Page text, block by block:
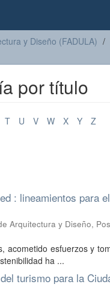
y Diseño (FADULA)
por título
T U V W X Y Z
: lineamientos para
Arquitectura y Diseño,
acometido esfuerzos y
ha ...
turismo para la